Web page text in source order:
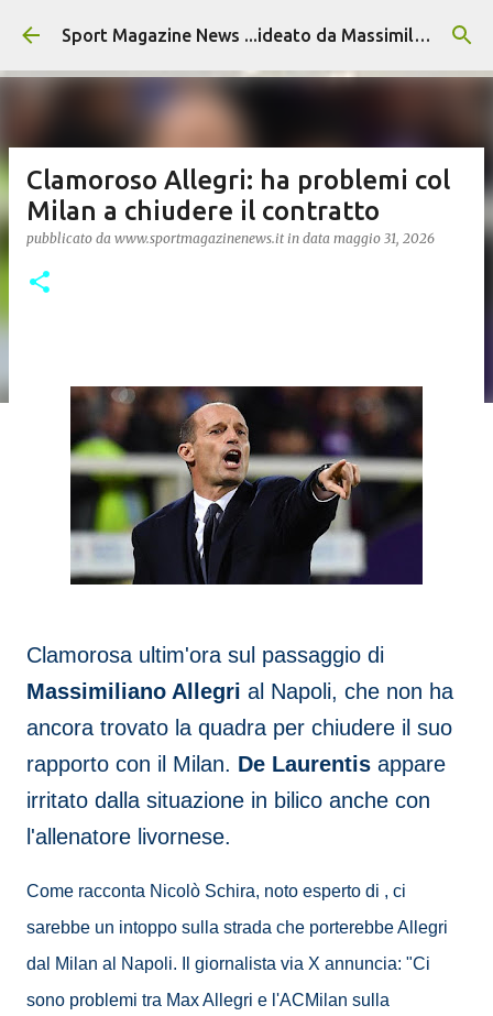
Passa ai contenuti principali Sport Magazine News ...ideato da Massimiliano Alvino
Clamoroso Allegri: ha problemi col
Milan a chiudere il contratto
pubblicato da www.sportmagazinenews.it in data maggio 31, 2026
Clamorosa ultim'ora sul passaggio di
Massimiliano Allegri al Napoli, che non ha
ancora trovato la quadra per chiudere il suo
rapporto con il Milan. De Laurentis appare
irritato dalla situazione in bilico anche con
l'allenatore livornese.
Come racconta Nicolò Schira, noto esperto di , ci
sarebbe un intoppo sulla strada che porterebbe Allegri
dal Milan al Napoli. Il giornalista via X annuncia: "Ci
sono problemi tra Max Allegri e l'ACMilan sulla